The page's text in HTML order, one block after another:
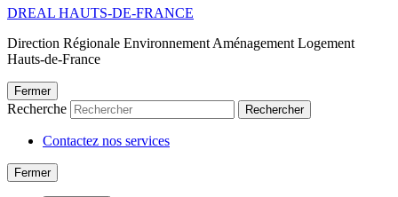
DREAL HAUTS-DE-FRANCE
Direction Régionale Environnement Aménagement Logement
Hauts-de-France
Fermer
Recherche Rechercher
Contactez nos services
Fermer